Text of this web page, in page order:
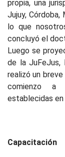
propia, una
Jujuy,
lo que
concluyó el
Luego se
de la JuFeJus,
realizó un
comienzo a
establecidas en
Capacitación